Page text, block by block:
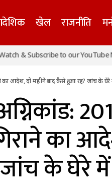
खेल राजनीति
उत्तर प्रदेश
लखनऊ अग्निकांड:
to our YouTube Now!
का आदेश, दो महीने बाद कैसे हुआ रद्द? जांच के घेरे
का
के घेरे